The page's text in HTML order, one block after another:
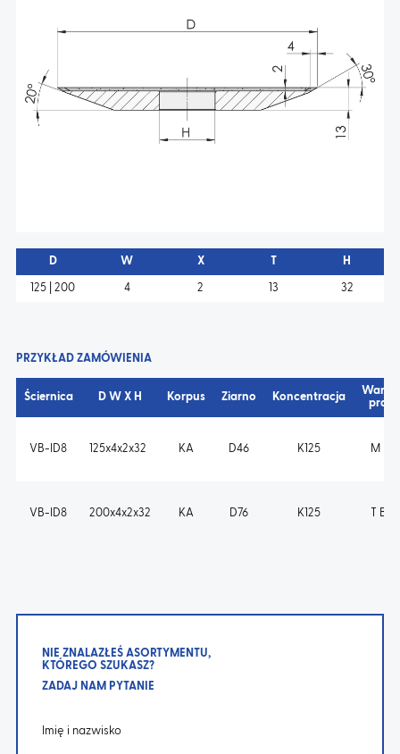
KONTAKT
D W X H
125 | 200 4 2 13 32
PRZYKŁAD ZAMÓWIENIA
Ściernica D W X H Korpus Ziarno Koncentracja
pracy
VB-ID8 125x4x2x32 KA D46 K125 M B s
VB-ID8 200x4x2x32 KA D76 K125 T B m
NIE ZNALAZŁEŚ ASORTYMENTU,
KTÓREGO SZUKASZ?
ZADAJ NAM PYTANIE
Imię i nazwisko